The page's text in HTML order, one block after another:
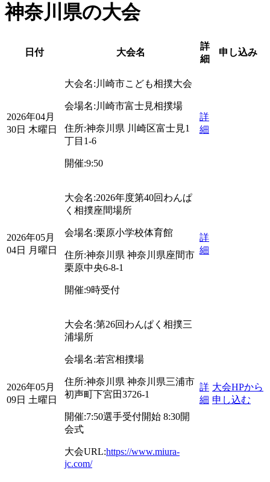
神奈川県の大会
日付 大会名
詳
細
申し込み
2026年04月
30日 木曜日
大会名: 川崎市こども相撲大会
会場名: 川崎市富士見相撲場
住所:神奈川県 川崎区富士見1
丁目1-6
開催:9:50
詳
細
2026年05月
04日 月曜日
大会名:2026年度第40回わんぱ
く相撲座間場所
会場名:栗原小学校体育館
住所:神奈川県 神奈川県座間市
栗原中央6-8-1
開催:9時受付
詳
細
2026年05月
09日 土曜日
大会名:第26回わんぱく相撲三
浦場所
会場名:若宮相撲場
住所:神奈川県 神奈川県三浦市
初声町下宮田3726-1
開催:7:50選手受付開始 8:30開
会式
大会URL:https://www.miura-
jc.com/
詳
細
大会HPから
申し込む